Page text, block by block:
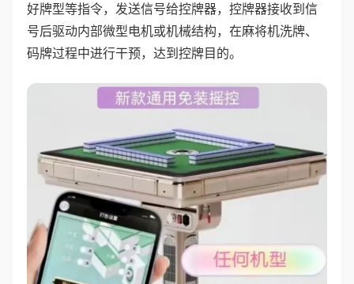
好牌型等指令，发送信号给控牌器，控牌器接收到信
号后驱动内部微型电机或机械结构，在麻将机洗牌、
码牌过程中进行干预，达到控牌目的。